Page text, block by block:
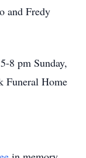
and Fredy
8 pm Sunday,
Funeral Home